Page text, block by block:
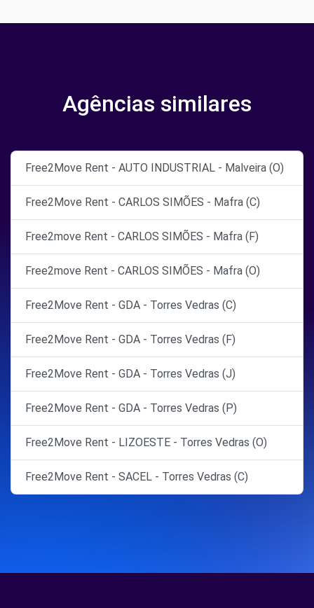
Agências similares
Free2Move Rent - AUTO INDUSTRIAL - Malveira (O)
Free2Move Rent - CARLOS SIMÕES - Mafra (C)
Free2move Rent - CARLOS SIMÕES - Mafra (F)
Free2move Rent - CARLOS SIMÕES - Mafra (O)
Free2Move Rent - GDA - Torres Vedras (C)
Free2Move Rent - GDA - Torres Vedras (F)
Free2Move Rent - GDA - Torres Vedras (J)
Free2Move Rent - GDA - Torres Vedras (P)
Free2Move Rent - LIZOESTE - Torres Vedras (O)
Free2Move Rent - SACEL - Torres Vedras (C)